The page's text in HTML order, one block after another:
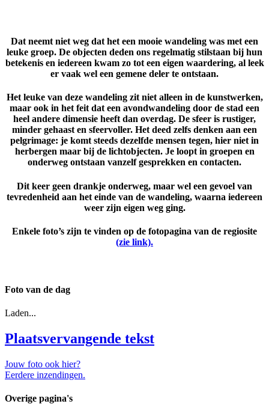
Dat neemt niet weg dat het een mooie wandeling was met een
leuke groep. De objecten deden ons regelmatig stilstaan bij hun
betekenis en iedereen kwam zo tot een eigen waardering, al leek
er vaak wel een gemene deler te ontstaan.
Het leuke van deze wandeling zit niet alleen in de kunstwerken,
maar ook in het feit dat een avondwandeling door de stad een
heel andere dimensie heeft dan overdag. De sfeer is rustiger,
minder gehaast en sfeervoller. Het deed zelfs denken aan een
pelgrimage: je komt steeds dezelfde mensen tegen, hier niet in
herbergen maar bij de lichtobjecten. Je loopt in groepen en
onderweg ontstaan vanzelf gesprekken en contacten.
Dit keer geen drankje onderweg, maar wel een gevoel van
tevredenheid aan het einde van de wandeling, waarna iedereen
weer zijn eigen weg ging.
Enkele foto’s zijn te vinden op de fotopagina van de regiosite
(zie link).
Foto van de dag
Laden...
Plaatsvervangende tekst
Jouw foto ook hier?
Eerdere inzendingen.
Overige pagina's